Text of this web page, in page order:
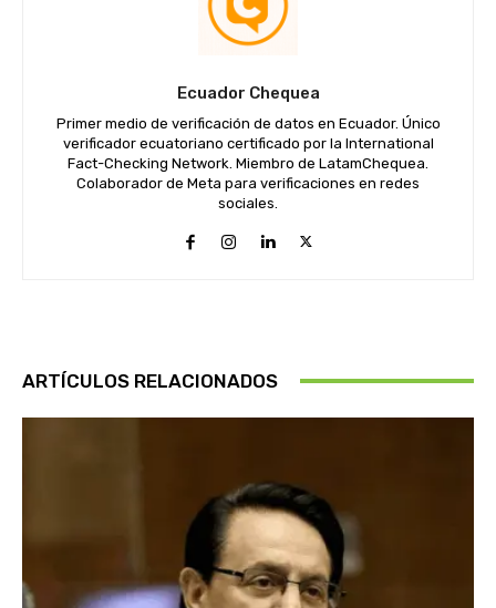
Ecuador Chequea
Primer medio de verificación de datos en Ecuador. Único
verificador ecuatoriano certificado por la International
Fact-Checking Network. Miembro de LatamChequea.
Colaborador de Meta para verificaciones en redes
sociales.
ARTÍCULOS RELACIONADOS